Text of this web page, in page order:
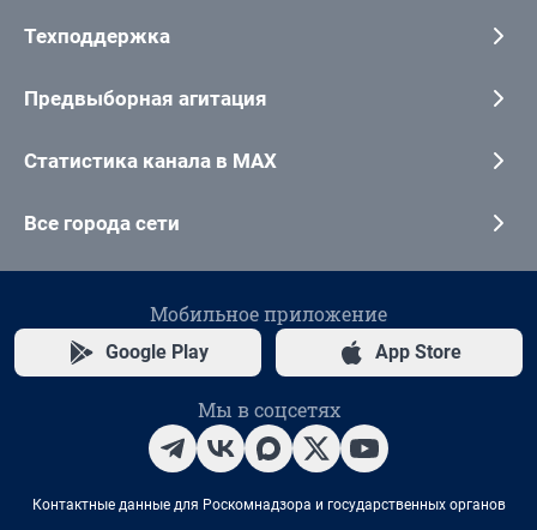
Техподдержка
Предвыборная агитация
Статистика канала в MAX
Все города сети
Мобильное приложение
Google Play App Store
Мы в соцсетях
Контактные данные для Роскомнадзора и государственных органов